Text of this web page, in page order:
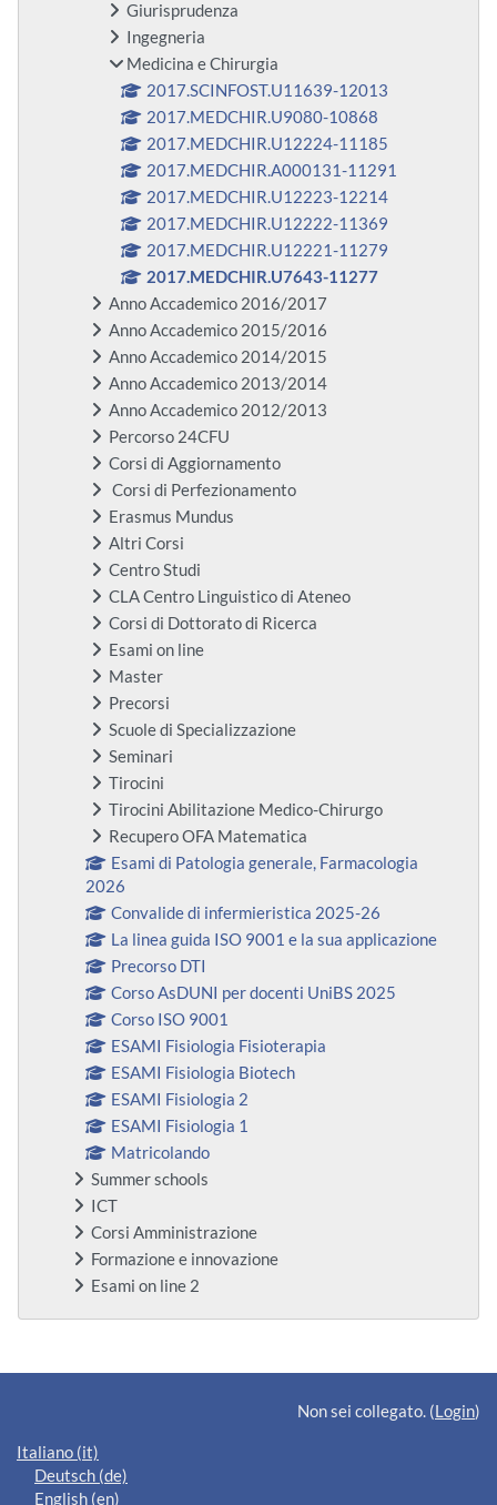
Giurisprudenza
Ingegneria
Medicina e Chirurgia
2017.SCINFOST.U11639-12013
2017.MEDCHIR.U9080-10868
2017.MEDCHIR.U12224-11185
2017.MEDCHIR.A000131-11291
2017.MEDCHIR.U12223-12214
2017.MEDCHIR.U12222-11369
2017.MEDCHIR.U12221-11279
2017.MEDCHIR.U7643-11277
Anno Accademico 2016/2017
Anno Accademico 2015/2016
Anno Accademico 2014/2015
Anno Accademico 2013/2014
Anno Accademico 2012/2013
Percorso 24CFU
Corsi di Aggiornamento
Corsi di Perfezionamento
Erasmus Mundus
Altri Corsi
Centro Studi
CLA Centro Linguistico di Ateneo
Corsi di Dottorato di Ricerca
Esami on line
Master
Precorsi
Scuole di Specializzazione
Seminari
Tirocini
Tirocini Abilitazione Medico-Chirurgo
Recupero OFA Matematica
Esami di Patologia generale, Farmacologia
2026
Convalide di infermieristica 2025-26
La linea guida ISO 9001 e la sua applicazione
Precorso DTI
Corso AsDUNI per docenti UniBS 2025
Corso ISO 9001
ESAMI Fisiologia Fisioterapia
ESAMI Fisiologia Biotech
ESAMI Fisiologia 2
ESAMI Fisiologia 1
Matricolando
Summer schools
ICT
Corsi Amministrazione
Formazione e innovazione
Esami on line 2
Blocchi supplementari
Non sei collegato. (Login)
Italiano ‎(it)‎
Deutsch ‎(de)‎
English ‎(en)‎